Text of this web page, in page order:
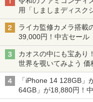
用「しましまディスク
ライカ監修カメラ搭載
39,000円！中古セール
カオスの中にも宝あり
世界を覗いてみよう 価
ックアッ
「iPhone 14 128GB
64GB」が18,880円！